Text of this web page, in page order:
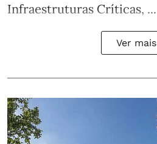
Infraestruturas Críticas, ...
Ver mais